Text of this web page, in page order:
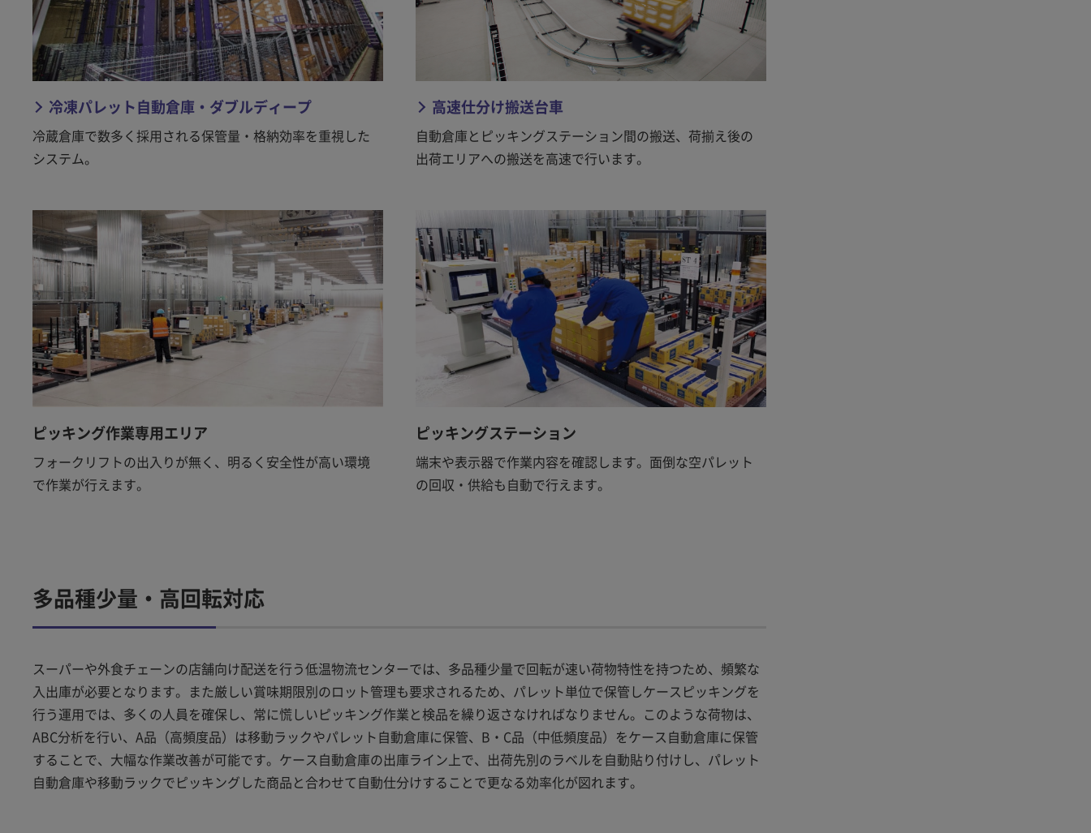
冷凍パレット自動倉庫・ダブルディープ
冷蔵倉庫で数多く採用される保管量・格納効率を重視した
システム。
高速仕分け搬送台車
自動倉庫とピッキングステーション間の搬送、荷揃え後の
出荷エリアへの搬送を高速で行います。
ピッキング作業専用エリア
フォークリフトの出入りが無く、明るく安全性が高い環境
で作業が行えます。
ピッキングステーション
端末や表示器で作業内容を確認します。面倒な空パレット
の回収・供給も自動で行えます。
多品種少量・高回転対応
スーパーや外食チェーンの店舗向け配送を行う低温物流センターでは、多品種少量で回転が速い荷物特性を持つため、頻繁な
入出庫が必要となります。また厳しい賞味期限別のロット管理も要求されるため、パレット単位で保管しケースピッキングを
行う運用では、多くの人員を確保し、常に慌しいピッキング作業と検品を繰り返さなければなりません。このような荷物は、
ABC分析を行い、A品（高頻度品）は移動ラックやパレット自動倉庫に保管、B・C品（中低頻度品）をケース自動倉庫に保管
することで、大幅な作業改善が可能です。ケース自動倉庫の出庫ライン上で、出荷先別のラベルを自動貼り付けし、パレット
自動倉庫や移動ラックでピッキングした商品と合わせて自動仕分けすることで更なる効率化が図れます。